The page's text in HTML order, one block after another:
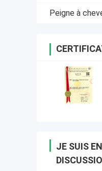
Peigne à
JE SUIS